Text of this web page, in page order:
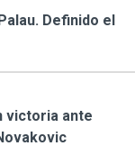
Definido el
victoria ante